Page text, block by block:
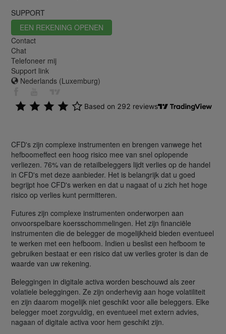
SUPPORT
EEN REKENING OPENEN
Contact
Chat
Telefoneer mij
Support link
Nederlands (Luxemburg)
CFD's zijn complexe instrumenten en brengen vanwege het
hefboomeffect een hoog risico mee van snel oplopende
verliezen. 76% van de retailbeleggers lijdt verlies op de handel
in CFD's met deze aanbieder. Het is belangrijk dat u goed
begrijpt hoe CFD's werken en dat u nagaat of u zich het hoge
risico op verlies kunt permitteren.
Futures zijn complexe instrumenten onderworpen aan
onvoorspelbare koersschommelingen. Het zijn financiële
instrumenten die de belegger de mogelijkheid bieden eventueel
te werken met een hefboom. Indien u beslist een hefboom te
gebruiken bestaat er een risico dat uw verlies groter is dan de
waarde van uw rekening.
Beleggingen in digitale activa worden beschouwd als zeer
volatiele beleggingen. Ze zijn onderhevig aan hoge volatiliteit
en zijn daarom mogelijk niet geschikt voor alle beleggers. Elke
belegger moet zorgvuldig, en eventueel met extern advies,
nagaan of digitale activa voor hem geschikt zijn.